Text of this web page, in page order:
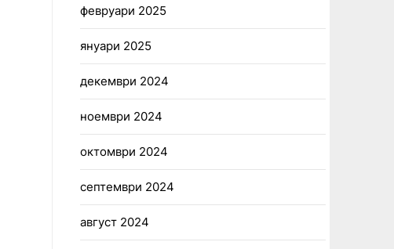
февруари 2025
януари 2025
декември 2024
ноември 2024
октомври 2024
септември 2024
август 2024